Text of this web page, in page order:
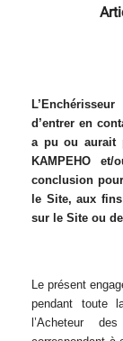
d’entrer en
a pu ou aurait
KAMPEHO
conclusion
le Site, aux
sur le Site ou
Le présent
pendant toute
l’Acheteur